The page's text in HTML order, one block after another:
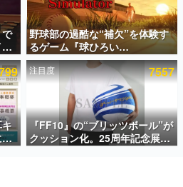
以上！ ページビュー数万以上！ などな
読まれた、電ファミ渾身の“殿堂入り”記
。
イターの方々に製作時のエピソードをお
野球部の過酷な“補欠”を体験す
るゲーム『球ひろい
Simulator』が「1件」のウィッ
シュリストをもとにチェコ語に
対応しSNSで話題に。『キング
ダム・カム』開発元やチェコの
プロ野球選手から称賛の声
注目度 7557
『FF10』の“ブリッツボール”が
クッション化。25周年記念展
「FINAL FANTASY X